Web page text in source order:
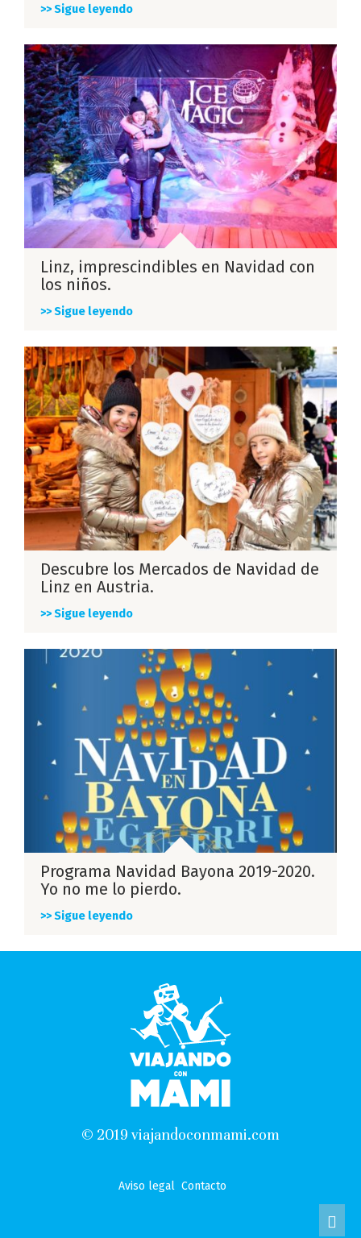
>> Sigue leyendo
Linz, imprescindibles en Navidad con
los niños.
>> Sigue leyendo
Descubre los Mercados de Navidad de
Linz en Austria.
>> Sigue leyendo
Programa Navidad Bayona 2019-2020.
Yo no me lo pierdo.
>> Sigue leyendo
© 2019 viajandoconmami.com
Aviso legal Contacto